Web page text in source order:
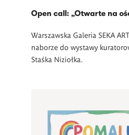
Open call: „Otwarte na
Warszawska Galeria SEKA
naborze do wystawy
Staśka Niziołka.